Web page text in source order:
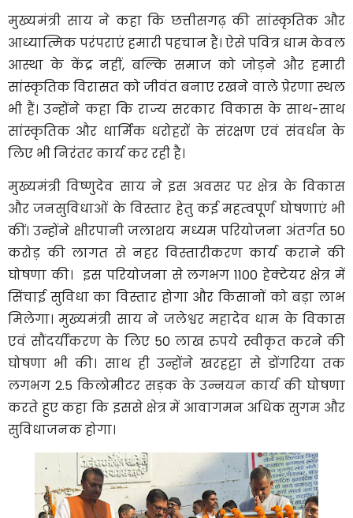
मुख्यमंत्री साय ने कहा कि छत्तीसगढ़ की सांस्कृतिक और
आध्यात्मिक परंपराएं हमारी पहचान हैं। ऐसे पवित्र धाम केवल
आस्था के केंद्र नहीं, बल्कि समाज को जोड़ने और हमारी
सांस्कृतिक विरासत को जीवंत बनाए रखने वाले प्रेरणा स्थल
भी हैं। उन्होंने कहा कि राज्य सरकार विकास के साथ-साथ
सांस्कृतिक और धार्मिक धरोहरों के संरक्षण एवं संवर्धन के
लिए भी निरंतर कार्य कर रही है।
मुख्यमंत्री विष्णुदेव साय ने इस अवसर पर क्षेत्र के विकास
और जनसुविधाओं के विस्तार हेतु कई महत्वपूर्ण घोषणाएं भी
कीं। उन्होंने क्षीरपानी जलाशय मध्यम परियोजना अंतर्गत 50
करोड़ की लागत से नहर विस्तारीकरण कार्य कराने की
घोषणा की। इस परियोजना से लगभग 1100 हेक्टेयर क्षेत्र में
सिंचाई सुविधा का विस्तार होगा और किसानों को बड़ा लाभ
मिलेगा। मुख्यमंत्री साय ने जलेश्वर महादेव धाम के विकास
एवं सौंदर्यीकरण के लिए 50 लाख रुपये स्वीकृत करने की
घोषणा भी की। साथ ही उन्होंने खरहट्टा से डोंगरिया तक
लगभग 2.5 किलोमीटर सड़क के उन्नयन कार्य की घोषणा
करते हुए कहा कि इससे क्षेत्र में आवागमन अधिक सुगम और
सुविधाजनक होगा।